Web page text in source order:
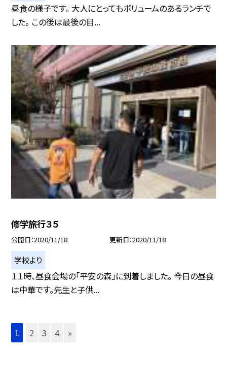
昼食の様子です。 大人にとってもボリュームのあるランチで
した。 この後は最後の目...
修学旅行３５
公開日 2020/11/18 更新日 2020/11/18
学校より
１１時、昼食会場の「平安の森」に到着しました。 今日の昼食
は中華です。先生と子供...
1 2 3 4 »